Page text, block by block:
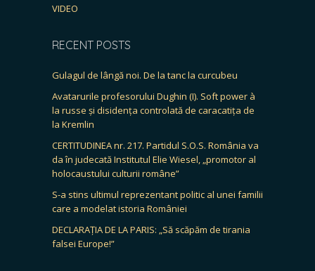
VIDEO
RECENT POSTS
Gulagul de lângă noi. De la tanc la curcubeu
Avatarurile profesorului Dughin (I). Soft power à
la russe și disidența controlată de caracatița de
la Kremlin
CERTITUDINEA nr. 217. Partidul S.O.S. România va
da în judecată Institutul Elie Wiesel, „promotor al
holocaustului culturii române”
S-a stins ultimul reprezentant politic al unei familii
care a modelat istoria României
DECLARAȚIA DE LA PARIS: „Să scăpăm de tirania
falsei Europe!”